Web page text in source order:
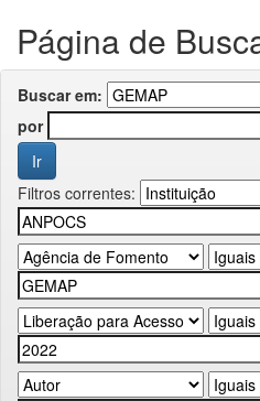
Página de
Buscar em:
por
Filtros correntes: